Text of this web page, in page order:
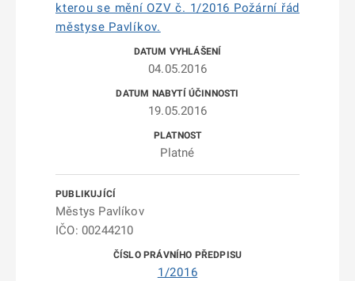
kterou se mění OZV č. 1/2016 Požární řád
městyse Pavlíkov.
04.05.2016
19.05.2016
Platné
Městys Pavlíkov
IČO: 00244210
1/2016